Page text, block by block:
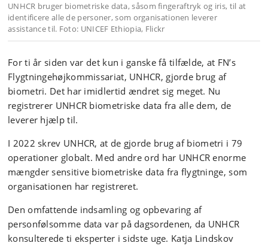
UNHCR bruger biometriske data, såsom fingeraftryk og iris, til at
identificere alle de personer, som organisationen leverer
assistance til. Foto: UNICEF Ethiopia, Flickr
For ti år siden var det kun i ganske få tilfælde, at FN’s
Flygtningehøjkommissariat, UNHCR, gjorde brug af
biometri. Det har imidlertid ændret sig meget. Nu
registrerer UNHCR biometriske data fra alle dem, de
leverer hjælp til.
I 2022 skrev UNHCR, at de gjorde brug af biometri i 79
operationer globalt. Med andre ord har UNHCR enorme
mængder sensitive biometriske data fra flygtninge, som
organisationen har registreret.
Den omfattende indsamling og opbevaring af
personfølsomme data var på dagsordenen, da UNHCR
konsulterede ti eksperter i sidste uge. Katja Lindskov